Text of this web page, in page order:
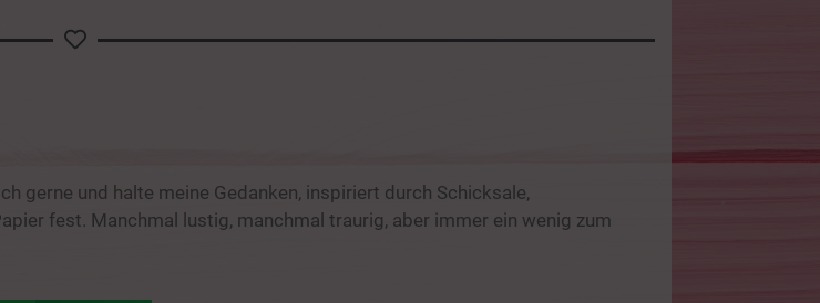
gerne und halte meine Gedanken, inspiriert durch Schicksale,
fest. Manchmal lustig, manchmal traurig, aber immer ein wenig zum